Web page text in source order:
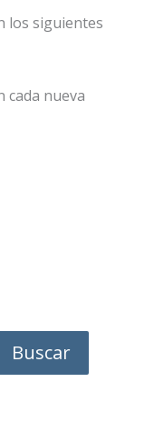
los siguientes
cada nueva
Buscar